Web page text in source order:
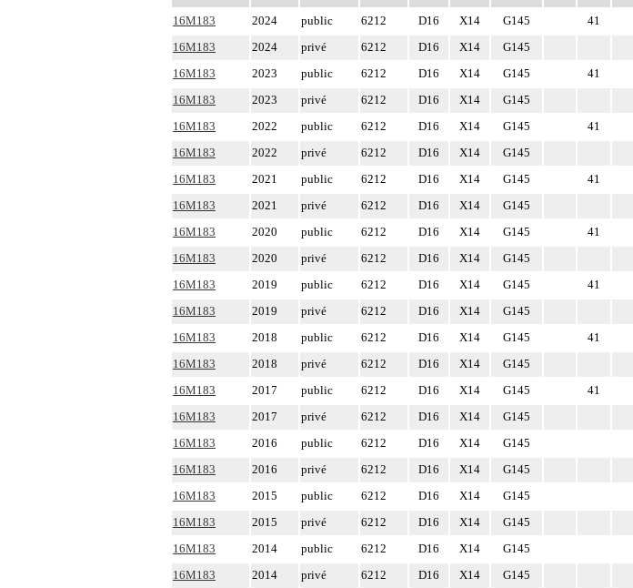
16M183 2024 public 6212 D16 X14 G145 41
16M183
2024 privé 6212 D16 X14 G145
16M183
2023 public 6212 D16 X14 G145 41
16M183
2023 privé 6212 D16 X14 G145
16M183
2022 public 6212 D16 X14 G145 41
16M183
2022 privé 6212 D16 X14 G145
16M183
2021 public 6212 D16 X14 G145 41
16M183
2021 privé 6212 D16 X14 G145
16M183
2020 public 6212 D16 X14 G145 41
16M183
2020 privé 6212 D16 X14 G145
16M183
2019 public 6212 D16 X14 G145 41
16M183
2019 privé 6212 D16 X14 G145
16M183
2018 public 6212 D16 X14 G145 41
16M183
2018 privé 6212 D16 X14 G145
16M183
2017 public 6212 D16 X14 G145 41
16M183
2017 privé 6212 D16 X14 G145
16M183
2016 public 6212 D16 X14 G145
16M183
2016 privé 6212 D16 X14 G145
16M183
2015 public 6212 D16 X14 G145
16M183
2015 privé 6212 D16 X14 G145
16M183
2014 public 6212 D16 X14 G145
16M183
2014 privé 6212 D16 X14 G145